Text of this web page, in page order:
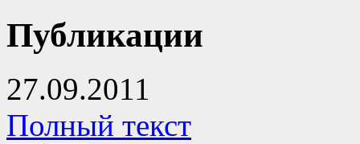
Публикации
27.09.2011
Полный текст